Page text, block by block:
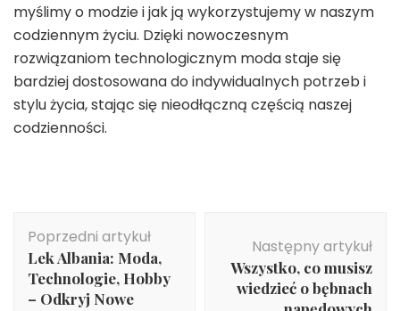
myślimy o modzie i jak ją wykorzystujemy w naszym
codziennym życiu. Dzięki nowoczesnym
rozwiązaniom technologicznym moda staje się
bardziej dostosowana do indywidualnych potrzeb i
stylu życia, stając się nieodłączną częścią naszej
codzienności.
wpisu
Poprzedni artykuł
Lek Albania: Moda,
Technologie, Hobby
– Odkryj Nowe
Następny artykuł
Wszystko, co musisz
wiedzieć o bębnach